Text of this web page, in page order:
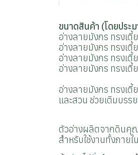
ขนาดสินค้า (โดยประ
อ่างลายมังกร ทรงเ
อ่างลายมังกร ทรงเ
อ่างลายมังกร ทรงเ
อ่างลายมังกร ทรงเ
อ่างลายมังกร ทรงเตี้
และสวน ช่วยเติมบรร
ตัวอ่างผลิตจากดินคุณ
สำหรับใช้งานทั้งภาย